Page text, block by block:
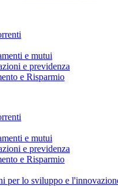
e mutui
e previdenza
e Risparmio
e mutui
e previdenza
e Risparmio
per lo sviluppo e